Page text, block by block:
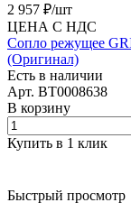
2 957 ₽/шт
ЦЕНА С НДС
Сопло режущее
(Оригинал)
Есть в наличии
Арт. BT0008638
В корзину
Купить в 1 клик
Быстрый просмотр